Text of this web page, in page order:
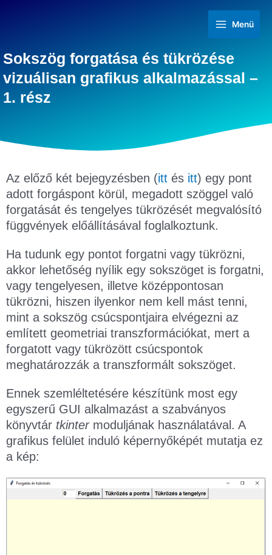
Menü
Sokszög forgatása és tükrözése
vizuálisan grafikus alkalmazással –
1. rész
Az előző két bejegyzésben (itt és itt) egy pont
adott forgáspont körül, megadott szöggel való
forgatását és tengelyes tükrözését megvalósító
függvények előállításával foglalkoztunk.
Ha tudunk egy pontot forgatni vagy tükrözni,
akkor lehetőség nyílik egy sokszöget is forgatni,
vagy tengelyesen, illetve középpontosan
tükrözni, hiszen ilyenkor nem kell mást tenni,
mint a sokszög csúcspontjaira elvégezni az
említett geometriai transzformációkat, mert a
forgatott vagy tükrözött csúcspontok
meghatározzák a transzformált sokszöget.
Ennek szemléltetésére készítünk most egy
egyszerű GUI alkalmazást a szabványos
könyvtár tkinter moduljának használatával. A
grafikus felület induló képernyőképét mutatja ez
a kép: